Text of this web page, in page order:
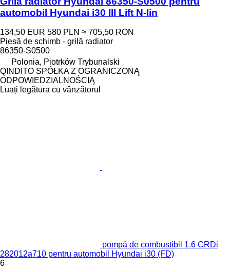
automobil Hyundai i30 III Lift N-lin
134,50 EUR 580 PLN ≈ 705,50 RON
Piesă de schimb - grilă radiator
86350-S0500
Polonia, Piotrków Trybunalski
QINDITO SPÓŁKA Z OGRANICZONĄ
ODPOWIEDZIALNOŚCIĄ
Luați legătura cu vânzătorul
pompă de combustibil 1.6 CRDi
282012a710 pentru automobil Hyundai i30 (FD)
6